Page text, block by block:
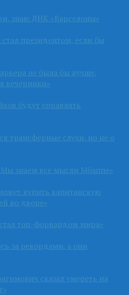
знаю ДНК «Барселоны»
президентом, если бы
не была бы лучше,
вечеринки»
будут управлять
трансферные слухи, но не о
знаем все мысли Мбаппе»
купить капитанскую
во дворе»
топ-форвардом мира»
за рекордами, а они
сказал умереть на